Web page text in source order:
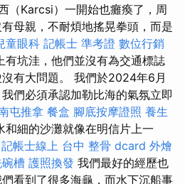
（Karcsi）一開始也癱瘓了，周
母親，不耐煩地搖晃拳頭，而是
童眼科 記帳士 準考證 數位行銷
有坑洼，他們並沒有為交通標誌
有大問題。 我們於2024年6月
們必須承認加勒比海的氣氛立即
屯推拿 餐盒 腳底按摩證照 養生
和細的沙灘就像在明信片上一
記帳士線上 台中 整骨 dcard 外燴
槽 護照換發 我們最好的經歷也
看到了很多海龜，而水下沉船事